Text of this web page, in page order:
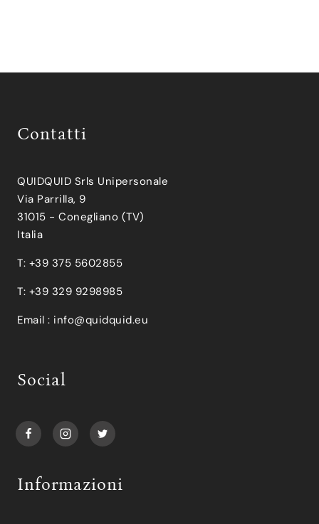
Contatti
QUIDQUID Srls Unipersonale
Via Parrilla, 9
31015 - Conegliano (TV)
Italia
T: +39 375 5602855
T: +39 329 9298985
Email : info@quidquid.eu
Social
Informazioni